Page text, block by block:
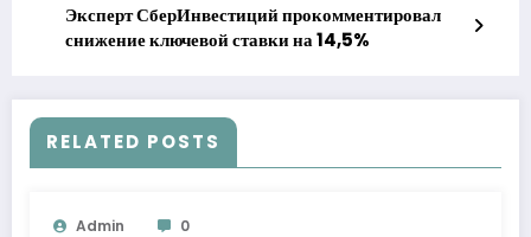
Эксперт СберИнвестиций прокомментировал
снижение ключевой ставки на 14,5%
RELATED POSTS
Admin 0